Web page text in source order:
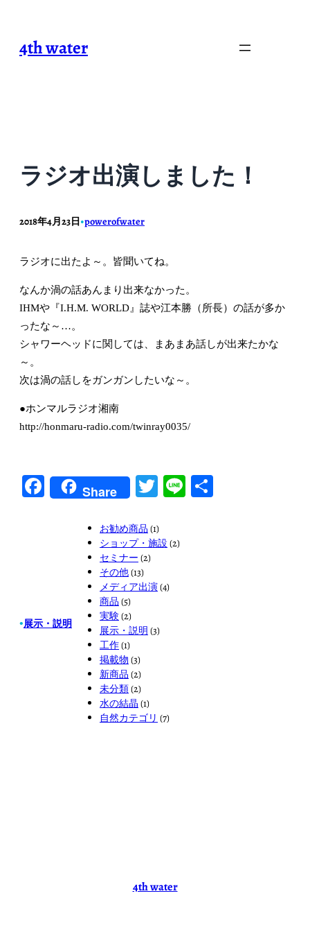
4th water
ラジオ出演しました！
2018年4月23日•powerofwater
ラジオに出たよ～。皆聞いてね。
なんか渦の話あんまり出来なかった。
IHMや『I.H.M. WORLD』誌や江本勝（所長）の話が多か
ったな～…。
シャワーヘッドに関しては、まあまあ話しが出来たかな
～。
次は渦の話しをガンガンしたいな～。
●ホンマルラジオ湘南
http://honmaru-radio.com/twinray0035/
Facebook
Share Twitter
Line
•展示・説明
お勧め商品 (1)
ショップ・施設(2)
セミナー (2)
その他(13)
メディア出演(4)
商品 (5)
実験(2)
展示・説明 (3)
工作(1)
掲載物 (3)
新商品 (2)
未分類(2)
水の結晶 (1)
自然カテゴリ (7)
4th water